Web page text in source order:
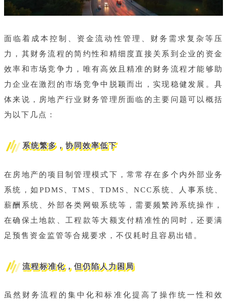
面临着成本控制、资金流动性管理、财务需求复杂等压
力，其财务流程的简约性和精细度直接关系到企业的资金
效率和市场竞争力，唯有高效且精准的财务流程才能够助
力企业在激烈的市场竞争中脱颖而出，实现稳健发展。具
体来说，房地产行业财务管理所面临的主要问题可以概括
为以下几点：
系统繁多，协同效率低下
在房地产的项目制管理模式下，常常存在多个内外部业务
系统，如PDMS、TMS、TDMS、NCC系统、人事系统、
薪酬系统、外部各类网银系统等，需要频繁跨系统操作，
在确保土地款、工程款等大额支付精准性的同时，还要满
足预售资金监管等合规要求，不仅耗时且容易出错。
流程标准化，但仍陷人力困局
虽然财务流程的集中化和标准化提高了操作统一性和效